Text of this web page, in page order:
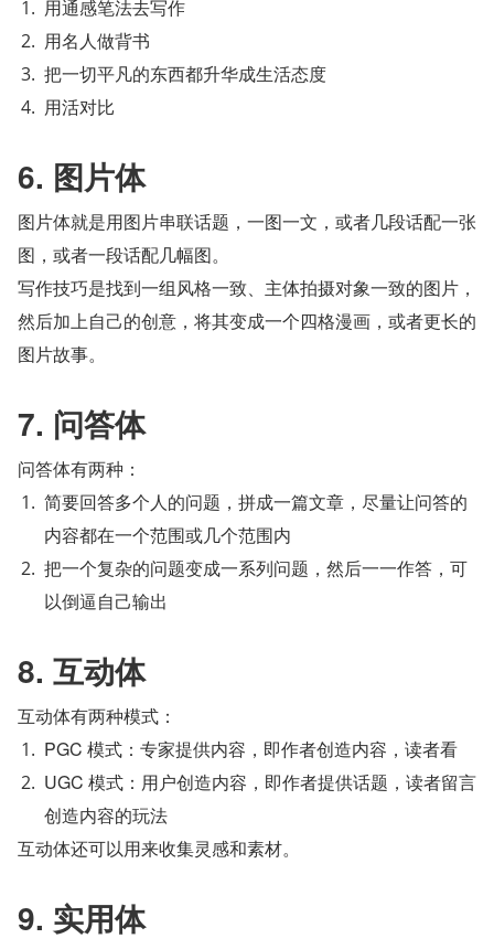
用通感笔法去写作
用名人做背书
把一切平凡的东西都升华成生活态度
用活对比
6. 图片体
图片体就是用图片串联话题，一图一文，或者几段话配一张
图，或者一段话配几幅图。
写作技巧是找到一组风格一致、主体拍摄对象一致的图片，
然后加上自己的创意，将其变成一个四格漫画，或者更长的
图片故事。
7. 问答体
问答体有两种：
简要回答多个人的问题，拼成一篇文章，尽量让问答的
内容都在一个范围或几个范围内
把一个复杂的问题变成一系列问题，然后一一作答，可
以倒逼自己输出
8. 互动体
互动体有两种模式：
PGC 模式：专家提供内容，即作者创造内容，读者看
UGC 模式：用户创造内容，即作者提供话题，读者留言
创造内容的玩法
互动体还可以用来收集灵感和素材。
9. 实用体